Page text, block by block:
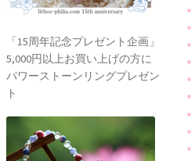
「15周年記念プレゼント企画」
5,000円以上お買い上げの方に
パワーストーンリングプレゼン
ト